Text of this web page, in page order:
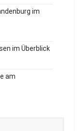
im
im Überblick
am